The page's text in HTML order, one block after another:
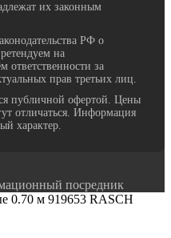
их законным
РФ о
на
ответственности за
прав третьих лиц.
публичной офертой. Цены
отличаться. Информация
характер.
посредник
0.70 м 919653 RASCH